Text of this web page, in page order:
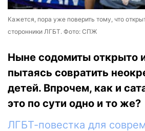
Кажется, пора уже поверить тому, что
сторонники ЛГБТ. Фото: СПЖ
Ныне содомиты открыто
пытаясь совратить
детей. Впрочем, как и
это по сути одно и то же?
ЛГБТ-повестка для